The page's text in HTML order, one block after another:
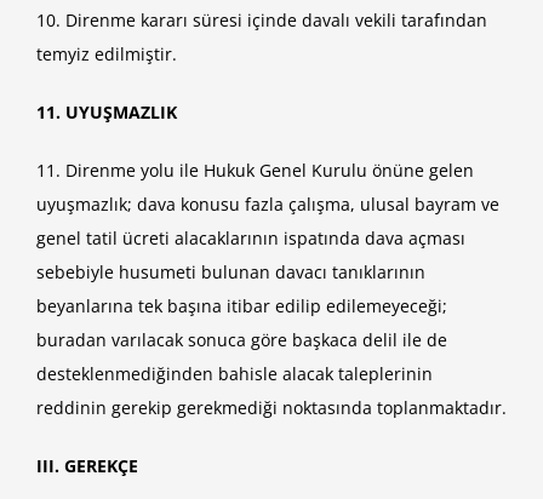
10. Direnme kararı süresi içinde davalı vekili tarafından
temyiz edilmiştir.
11. UYUŞMAZLIK
11. Direnme yolu ile Hukuk Genel Kurulu önüne gelen
uyuşmazlık; dava konusu fazla çalışma, ulusal bayram ve
genel tatil ücreti alacaklarının ispatında dava açması
sebebiyle husumeti bulunan davacı tanıklarının
beyanlarına tek başına itibar edilip edilemeyeceği;
buradan varılacak sonuca göre başkaca delil ile de
desteklenmediğinden bahisle alacak taleplerinin
reddinin gerekip gerekmediği noktasında toplanmaktadır.
III. GEREKÇE